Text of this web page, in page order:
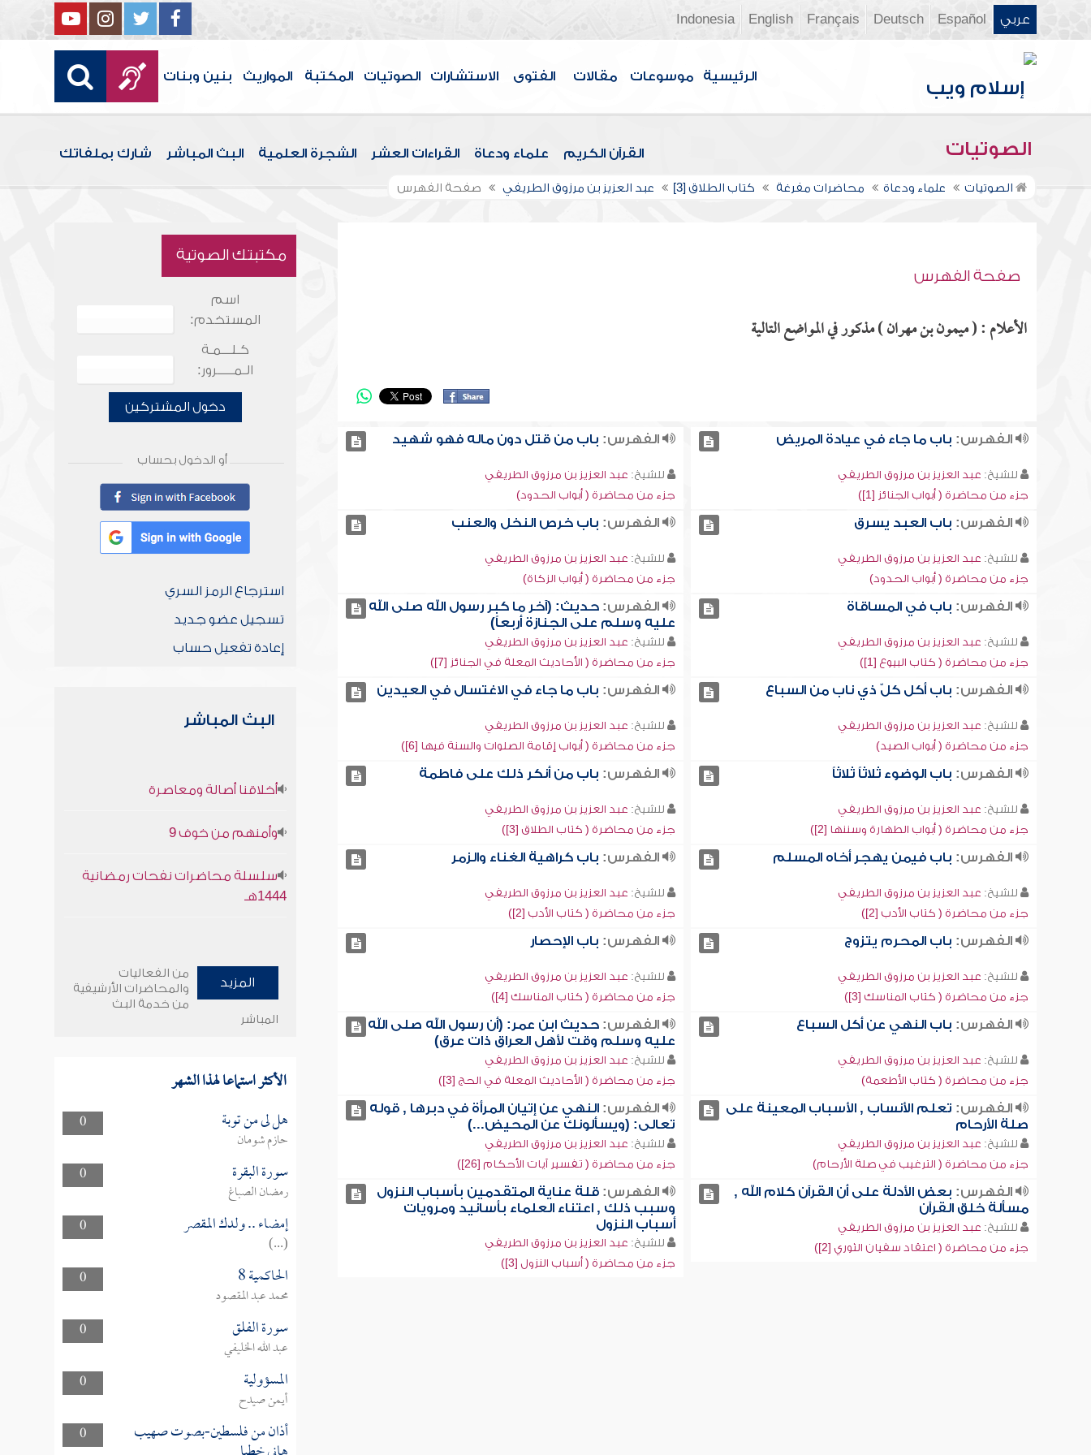
عربي Español
Deutsch
Français
English
Indonesia
الرئيسية موسوعات مقالات الفتوى الاستشارات الصوتيات المكتبة المواريث بنين وبنات
الصوتيات القرآن الكريم علماء ودعاة القراءات العشر الشجرة العلمية البث المباشر شارك بملفاتك
الصوتيات علماء ودعاة محاضرات مفرغة كتاب الطلاق [3] عبد العزيز بن مرزوق الطريفي صفحة الفهرس
صفحة الفهرس
الأعلام : ( ميمون بن مهران ) مذكور في المواضع التالية
الفهرس: باب ما جاء في عيادة المريض
للشيخ: عبد العزيز بن مرزوق الطريفي
جزء من محاضرة ( أبواب الجنائز [1])
الفهرس: باب من قتل دون ماله فهو شهيد
للشيخ: عبد العزيز بن مرزوق الطريفي
جزء من محاضرة ( أبواب الحدود)
الفهرس: باب العبد يسرق
للشيخ: عبد العزيز بن مرزوق الطريفي
جزء من محاضرة ( أبواب الحدود)
الفهرس: باب خرص النخل والعنب
للشيخ: عبد العزيز بن مرزوق الطريفي
جزء من محاضرة ( أبواب الزكاة)
الفهرس: باب في المساقاة
للشيخ: عبد العزيز بن مرزوق الطريفي
جزء من محاضرة ( كتاب البيوع [1])
الفهرس: حديث: (آخر ما كبر رسول الله صلى الله
عليه وسلم على الجنازة أربعاً)
للشيخ: عبد العزيز بن مرزوق الطريفي
جزء من محاضرة ( الأحاديث المعلة في الجنائز [7])
الفهرس: باب أكل كلّ ذي ناب من السباع
للشيخ: عبد العزيز بن مرزوق الطريفي
جزء من محاضرة ( أبواب الصيد)
الفهرس: باب ما جاء في الاغتسال في العيدين
للشيخ: عبد العزيز بن مرزوق الطريفي
جزء من محاضرة ( أبواب إقامة الصلوات والسنة فيها [6])
الفهرس: باب الوضوء ثلاثاً ثلاثاً
للشيخ: عبد العزيز بن مرزوق الطريفي
جزء من محاضرة ( أبواب الطهارة وسننها [2])
الفهرس: باب من أنكر ذلك على فاطمة
للشيخ: عبد العزيز بن مرزوق الطريفي
جزء من محاضرة ( كتاب الطلاق [3])
الفهرس: باب فيمن يهجر أخاه المسلم
للشيخ: عبد العزيز بن مرزوق الطريفي
جزء من محاضرة ( كتاب الأدب [2])
الفهرس: باب كراهية الغناء والزمر
للشيخ: عبد العزيز بن مرزوق الطريفي
جزء من محاضرة ( كتاب الأدب [2])
الفهرس: باب المحرم يتزوج
للشيخ: عبد العزيز بن مرزوق الطريفي
جزء من محاضرة ( كتاب المناسك [3])
الفهرس: باب الإحصار
للشيخ: عبد العزيز بن مرزوق الطريفي
جزء من محاضرة ( كتاب المناسك [4])
الفهرس: باب النهي عن أكل السباع
للشيخ: عبد العزيز بن مرزوق الطريفي
جزء من محاضرة ( كتاب الأطعمة)
الفهرس: حديث ابن عمر: (أن رسول الله صلى الله
عليه وسلم وقت لأهل العراق ذات عرق)
للشيخ: عبد العزيز بن مرزوق الطريفي
جزء من محاضرة ( الأحاديث المعلة في الحج [3])
الفهرس: تعلم الأنساب , الأسباب المعينة على
صلة الأرحام
للشيخ: عبد العزيز بن مرزوق الطريفي
جزء من محاضرة ( الترغيب في صلة الأرحام)
الفهرس: النهي عن إتيان المرأة في دبرها , قوله
تعالى: (ويسألونك عن المحيض...)
للشيخ: عبد العزيز بن مرزوق الطريفي
جزء من محاضرة ( تفسير آيات الأحكام [26])
الفهرس: بعض الأدلة على أن القرآن كلام الله ,
مسألة خلق القرآن
للشيخ: عبد العزيز بن مرزوق الطريفي
جزء من محاضرة ( اعتقاد سفيان الثوري [2])
الفهرس: قلة عناية المتقدمين بأسباب النزول
وسبب ذلك , اعتناء العلماء بأسانيد ومرويات
أسباب النزول
للشيخ: عبد العزيز بن مرزوق الطريفي
جزء من محاضرة ( أسباب النزول [3])
مكتبتك الصوتية
اسم
المستخدم:
كـلـــمـة
الـمـــــرور:
دخول المشتركين
أو الدخول بحساب
استرجاع الرمز السري
تسجيل عضو جديد
إعادة تفعيل حساب
البث المباشر
أخلاقنا أصالة ومعاصرة
وأمنهم من خوف 9
سلسلة محاضرات نفحات رمضانية
1444هـ
المزيد
من الفعاليات
والمحاضرات الأرشيفية
من خدمة البث
المباشر
الأكثر استماعا لهذا الشهر
0 هل لى من توبة
حازم شومان
0
سورة البقرة
رمضان الصباغ
0
إمضاء .. ولدك المقصر
(...)
0
الحاكمية 8
محمد عبد المقصود
0
سورة الفلق
عبد الله الخليفي
0
المسؤولية
أيمن صيدح
0
أذان من فلسطين-بصوت صهيب